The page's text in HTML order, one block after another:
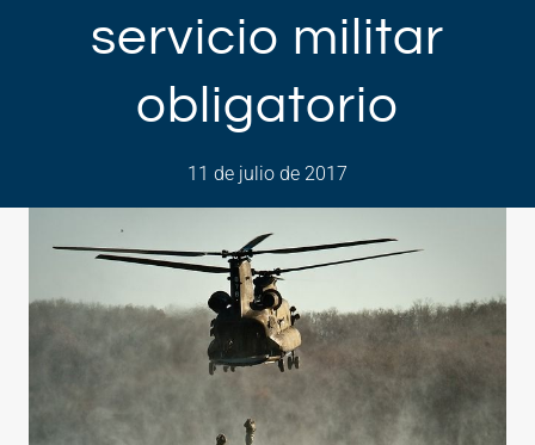
servicio militar
obligatorio
11 de julio de 2017